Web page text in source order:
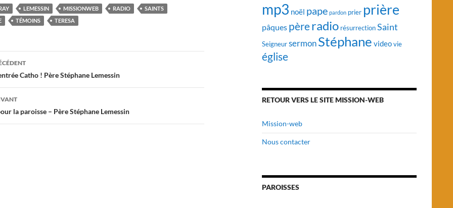
LEMESSIN MISSIONWEB RADIO
SAINTS
TÉMOINS TERESA
Catho ! Père Stéphane Lemessin
la paroisse – Père Stéphane Lemessin
mp3 noël pape pardon prier prière
pâques pèreradio résurrectionSaint
Seigneur sermon Stéphane videovie
église
RETOUR VERS LE SITE MISSION-WEB
Mission-web
Nous contacter
PAROISSES